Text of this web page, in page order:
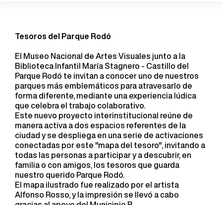
Tesoros del Parque Rodó
El Museo Nacional de Artes Visuales junto a la
Biblioteca Infantil María Stagnero - Castillo del
Parque Rodó te invitan a conocer uno de nuestros
parques más emblemáticos para atravesarlo de
forma diferente, mediante una experiencia lúdica
que celebra el trabajo colaborativo.
Este nuevo proyecto interinstitucional reúne de
manera activa a dos espacios referentes de la
ciudad y se despliega en una serie de activaciones
conectadas por este "mapa del tesoro", invitando a
todas las personas a participar y a descubrir, en
familia o con amigos, los tesoros que guarda
nuestro querido Parque Rodó.
El mapa ilustrado fue realizado por el artista
Alfonso Rosso, y la impresión se llevó a cabo